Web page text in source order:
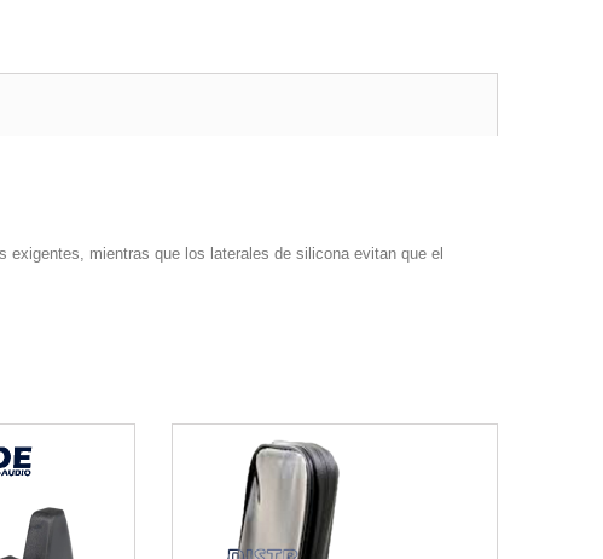
mientras que los laterales de silicona evitan que el